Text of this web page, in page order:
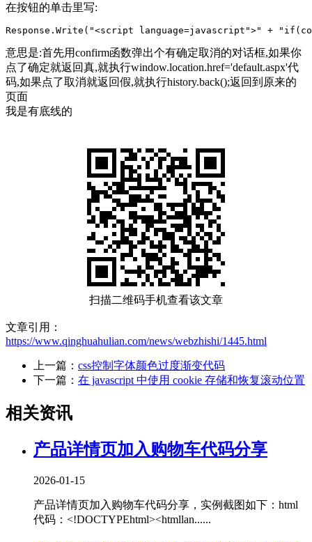
在按钮的单击里写:
Response.Write("<script language=javascript">" +
意思是:首先用confirm函数弹出个有确定取消的对话框,如果你
点了确定就返回真,就执行window.location.href='default.aspx'代
码,如果点了取消就返回假,就执行history.back();返回到原来的
页面
我是有底线的
扫描二维码手机查看该文章
文章引用：
https://www.qinghuahulian.com/news/webzhishi/1445.html
上一篇： css控制字体颜色过度渐变代码
下一篇： 在 javascript 中使用 cookie 存储和恢复滚动位置
相关资讯
产品详情页加入购物车代码分享
2026-01-15
产品详情页加入购物车代码分享，实例截图如下：html
代码：<!DOCTYPEhtml><htmllan......